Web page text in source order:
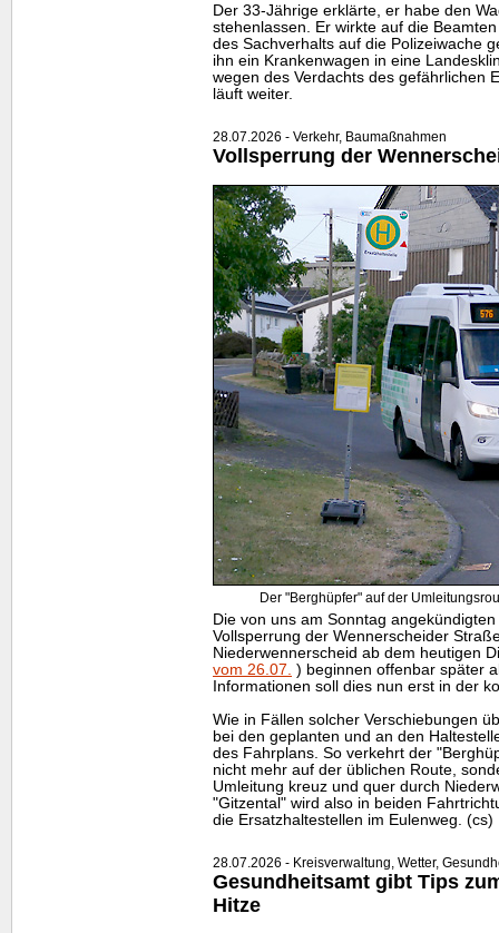
Der 33-Jährige erklärte, er habe den
stehenlassen. Er wirkte auf die
des Sachverhalts auf die Polizeiwache
ihn ein Krankenwagen in eine
wegen des Verdachts des gefährlichen
läuft weiter.
28.07.2026 - Verkehr, Baumaßnahmen
Vollsperrung der
Der "Berghüpfer" auf der
Die von uns am Sonntag
Vollsperrung der Wennerscheider
Niederwennerscheid ab dem heutigen
vom 26.07. ) beginnen offenbar später
Informationen soll dies nun erst in der
Wie in Fällen solcher Verschiebungen
bei den geplanten und an den
des Fahrplans. So verkehrt der
nicht mehr auf der üblichen Route,
Umleitung kreuz und quer durch
"Gitzental" wird also in beiden
die Ersatzhaltestellen im Eulenweg. (cs)
28.07.2026 - Kreisverwaltung, Wetter,
Gesundheitsamt gibt Tips
Hitze